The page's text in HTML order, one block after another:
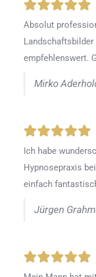
Absolut
empfehlenswert.
Mirko
Ich habe
Hypnosepraxis
einfach
Jürgen